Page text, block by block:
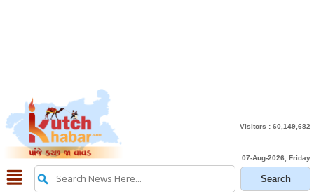
Visitors : 60,149,682
07-Aug-2026, Friday